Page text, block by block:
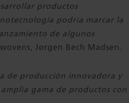
productos
podría marcar la
de algunos
Jørgen Bech Madsen.
de producción innovadora y
gama de productos con